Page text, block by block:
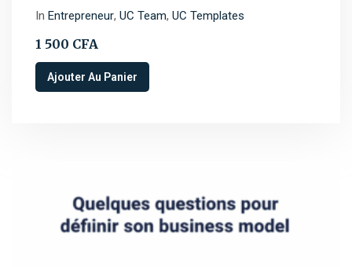
In Entrepreneur, UC Team, UC Templates
1 500 CFA
Ajouter Au Panier